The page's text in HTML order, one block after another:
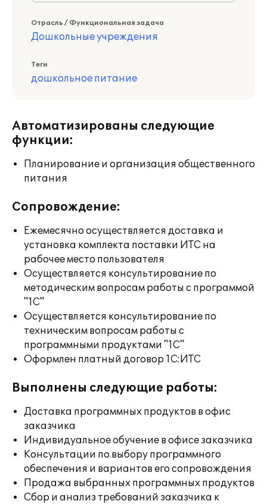
Отрасль / Функциональная задача
Дошкольные учреждения
Теги
дошкольное питание
Автоматизированы следующие
функции:
Планирование и организация общественного
питания
Сопровождение:
Ежемесячно осуществляется доставка и
установка комплекта поставки ИТС на
рабочее место пользователя
Осуществляется консультирование по
методическим вопросам работы с программой
"1С"
Осуществляется консультирование по
техническим вопросам работы с
программными продуктами "1С"
Оформлен платный договор 1С:ИТС
Выполнены следующие работы:
Доставка программных продуктов в офис
заказчика
Индивидуальное обучение в офисе заказчика
Консультации по выбору программного
обеспечения и вариантов его сопровождения
Продажа выбранных программных продуктов
Сбор и анализ требований заказчика к